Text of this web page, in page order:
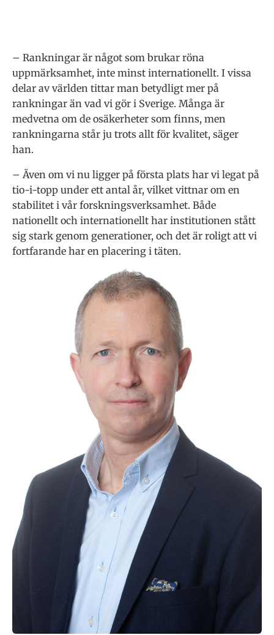
– Rankningar är något som brukar röna
uppmärksamhet, inte minst internationellt. I vissa
delar av världen tittar man betydligt mer på
rankningar än vad vi gör i Sverige. Många är
medvetna om de osäkerheter som finns, men
rankningarna står ju trots allt för kvalitet, säger
han.
– Även om vi nu ligger på första plats har vi legat på
tio-i-topp under ett antal år, vilket vittnar om en
stabilitet i vår forskningsverksamhet. Både
nationellt och internationellt har institutionen stått
sig stark genom generationer, och det är roligt att vi
fortfarande har en placering i täten.